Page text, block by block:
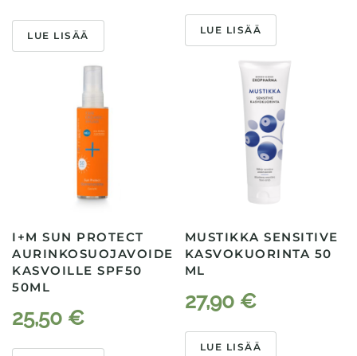
LUE LISÄÄ
LUE LISÄÄ
I+M SUN PROTECT
AURINKOSUOJAVOIDE
KASVOILLE SPF50
50ML
25,50 €
MUSTIKKA SENSITIVE
KASVOKUORINTA 50
ML
27,90 €
LUE LISÄÄ